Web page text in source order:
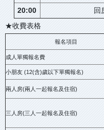
20:00
回
★收費表格
報名項目
成人單獨報名費
小朋友 (12(含)歲以下單獨報名)
兩人房(兩人一起報名及住宿)
三人房(三人一起報名及住宿)